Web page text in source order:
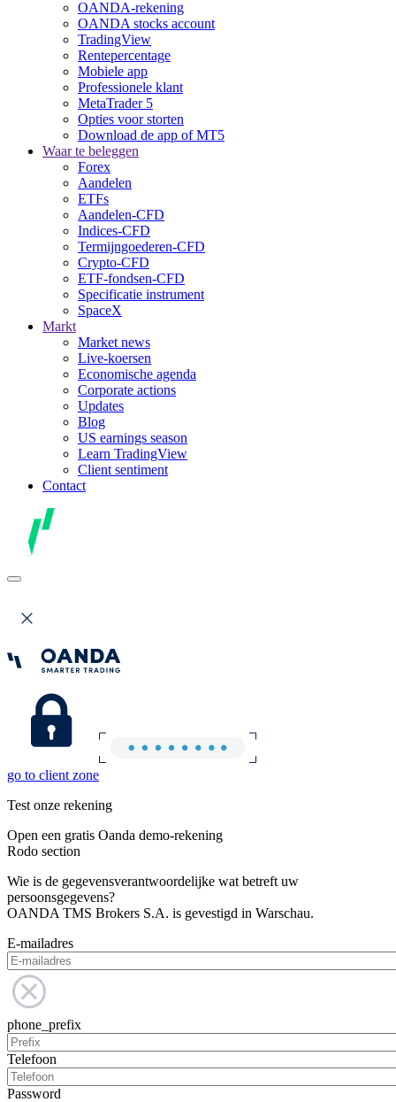
OANDA-rekening
OANDA stocks account
TradingView
Rentepercentage
Mobiele app
Professionele klant
MetaTrader 5
Opties voor storten
Download de app of MT5
Waar te beleggen
Forex
Aandelen
ETFs
Aandelen-CFD
Indices-CFD
Termijngoederen-CFD
Crypto-CFD
ETF-fondsen-CFD
Specificatie instrument
SpaceX
Markt
Market news
Live-koersen
Economische agenda
Corporate actions
Updates
Blog
US earnings season
Learn TradingView
Client sentiment
Contact
go to client zone
Test onze rekening
Open een gratis Oanda demo-rekening
Rodo section
Wie is de gegevensverantwoordelijke wat betreft uw
persoonsgegevens?
OANDA TMS Brokers S.A. is gevestigd in Warschau.
E-mailadres
phone_prefix
Telefoon
Password